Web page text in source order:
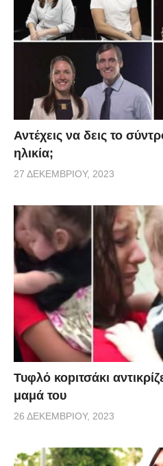
Αντέχεις να δεις το
ηλικία;
27 ΔΕΚΕΜΒΡΊΟΥ, 2023
Τυφλό κοpιτσάκι
μαμά του
26 ΔΕΚΕΜΒΡΊΟΥ, 2023